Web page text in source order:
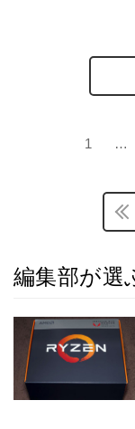
1 …
編集部が選